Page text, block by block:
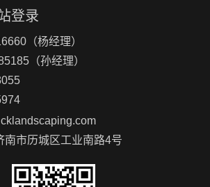
登录
（杨经理）
孙经理）
南市历城区工业南路4号